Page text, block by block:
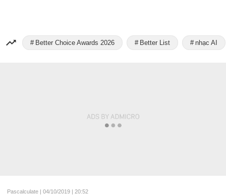
Better Choice Awards 2026 Better List nhạc AI
Pascalculate | 04/10/2019 | 20:52